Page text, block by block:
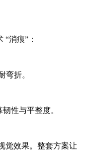
消痕”：
弯折。
性与平整度。
觉效果。整套方案让